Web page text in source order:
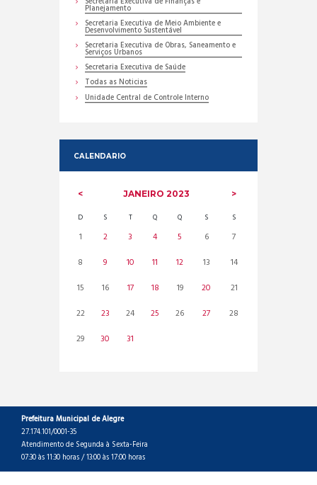
Planejamento
Secretaria Executiva de Meio Ambiente e
Desenvolvimento Sustentável
Secretaria Executiva de Obras, Saneamento e
Serviços Urbanos
Secretaria Executiva de Saúde
Todas as Noticias
Unidade Central de Controle Interno
CALENDARIO
JANEIRO2023
D S T Q Q S S
1 2 3 4 5 6
7
8
9 10 11 12 13
14
15
16 17 18 19 20
21
22
23 24 25 26 27
28
29
30 31
Prefeitura Municipal de Alegre
27.174.101/0001-35
Atendimento de Segunda à Sexta-Feira
07:30 às 11:30 horas / 13:00 às 17:00 horas